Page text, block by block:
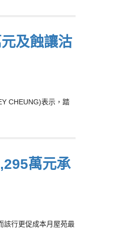
及蝕讓沽
CHEUNG)表示，踏
萬元承
該行更促成本月屋苑最